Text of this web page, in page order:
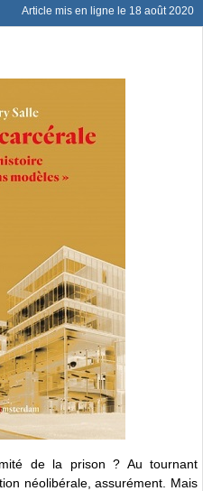
Article mis en ligne le 18 août 2020
de la prison ? Au tournant
néolibérale, assurément. Mais